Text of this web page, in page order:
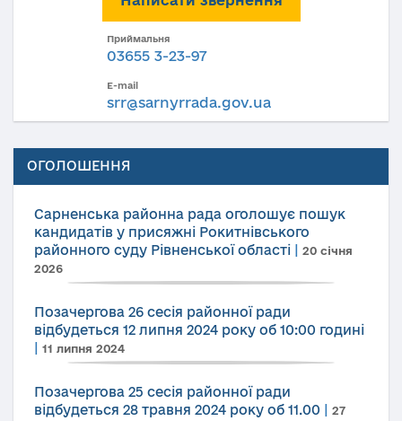
Приймальня
03655 3-23-97
E-mail
srr@sarnyrrada.gov.ua
ОГОЛОШЕННЯ
Сарненська районна рада оголошує пошук
кандидатів у присяжні Рокитнівського
районного суду Рівненської області
20 січня
2026
Позачергова 26 сесія районної ради
відбудеться 12 липня 2024 року об 10:00 годині
11 липня 2024
Позачергова 25 сесія районної ради
відбудеться 28 травня 2024 року об 11.00
27